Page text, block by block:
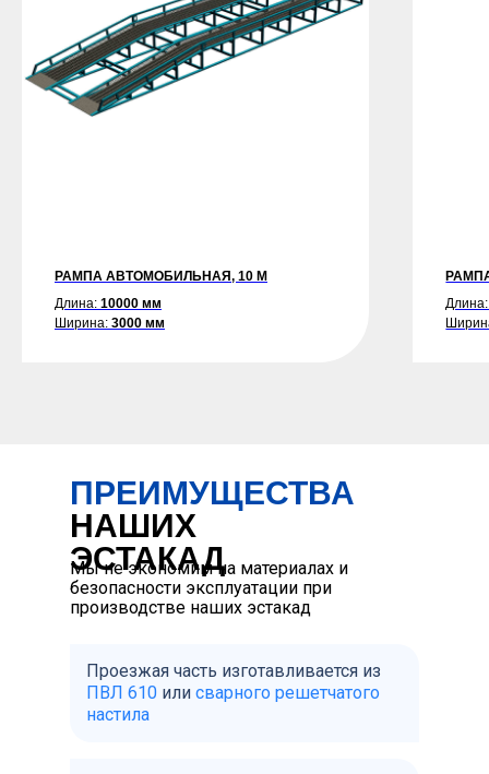
РАМПА АВТОМОБИЛЬНАЯ, 10 М
Длина: 10000 мм
Ширина: 3000 мм
ПРЕИМУЩЕСТВА
НАШИХ
ЭСТАКАД
Мы не экономим на материалах и
безопасности эксплуатации при
производстве наших эстакад
Проезжая часть изготавливается из
ПВЛ 610 или сварного решетчатого
настила